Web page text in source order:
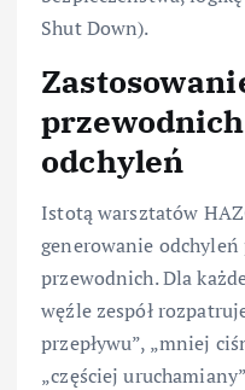
Shut Down).
odchyleń
Istotą warsztatów
generowanie odchyleń
przewodnich. Dla
węźle zespół
przepływu”, „mniej
„częściej